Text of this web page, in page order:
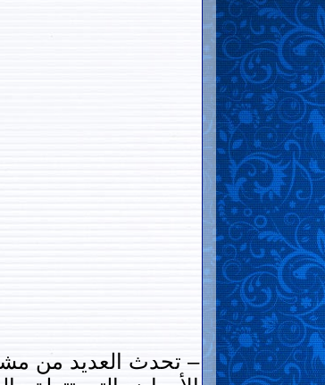
– تحدث العديد من